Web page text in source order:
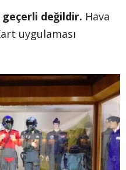
değildir. Hava
uygulaması